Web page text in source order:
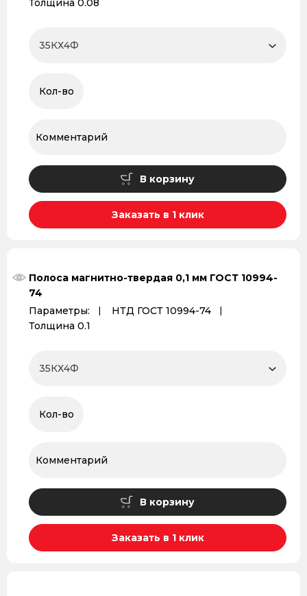
Толщина 0.08
В корзину
Заказать в 1 клик
Полоса магнитно-твердая 0,1 мм ГОСТ 10994-
74
Параметры:
НТД ГОСТ 10994-74
Толщина 0.1
В корзину
Заказать в 1 клик